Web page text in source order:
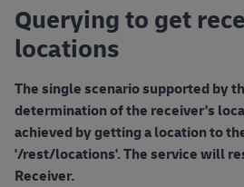
Querying to get
locations
The single scenario supported by
determination of the receiver's
achieved by getting a location to
'/rest/locations'. The service will
Receiver.